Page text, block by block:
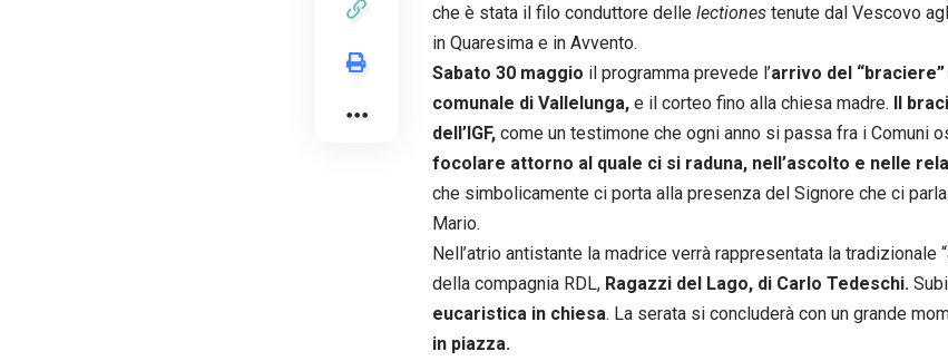
che è stata il filo conduttore delle lectiones tenute dal Vescovo
in Quaresima e in Avvento.
Sabato 30 maggio il programma prevede l’arrivo del “braciere”
comunale di Vallelunga, e il corteo fino alla chiesa madre. Il
dell’IGF, come un testimone che ogni anno si passa fra i Comuni
focolare attorno al quale ci si raduna, nell’ascolto e nelle
che simbolicamente ci porta alla presenza del Signore che ci
Mario.
Nell’atrio antistante la madrice verrà rappresentata la tradizionale “
della compagnia RDL, Ragazzi del Lago, di Carlo Tedeschi.
eucaristica in chiesa. La serata si concluderà con un grande
in piazza.